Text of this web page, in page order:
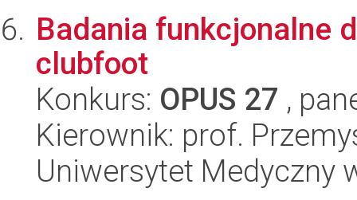
Badania funkcjonalne
clubfoot
Konkurs: OPUS 27 ,
Kierownik: prof.
Uniwersytet Medyczny